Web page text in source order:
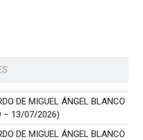
DE MIGUEL ÁNGEL BLANCO
– 13/07/2026)
DE MIGUEL ÁNGEL BLANCO